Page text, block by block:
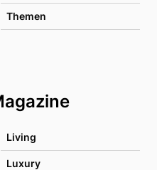
Themen
Living
Luxury